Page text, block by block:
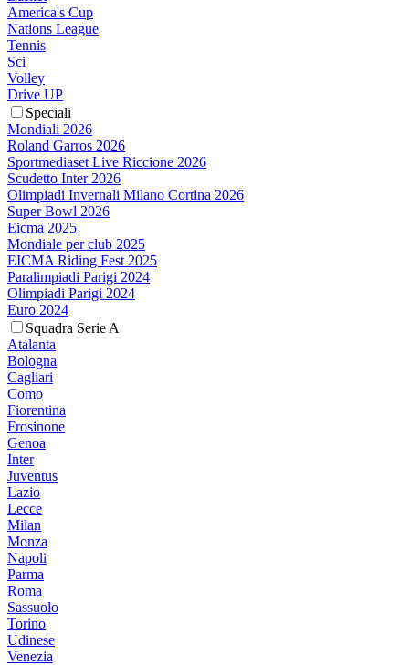
America's Cup
Nations League
Tennis
Sci
Volley
Drive UP
Speciali
Mondiali 2026
Roland Garros 2026
Sportmediaset Live Riccione 2026
Scudetto Inter 2026
Olimpiadi Invernali Milano Cortina 2026
Super Bowl 2026
Eicma 2025
Mondiale per club 2025
EICMA Riding Fest 2025
Paralimpiadi Parigi 2024
Olimpiadi Parigi 2024
Euro 2024
Squadra Serie A
Atalanta
Bologna
Cagliari
Como
Fiorentina
Frosinone
Genoa
Inter
Juventus
Lazio
Lecce
Milan
Monza
Napoli
Parma
Roma
Sassuolo
Torino
Udinese
Venezia